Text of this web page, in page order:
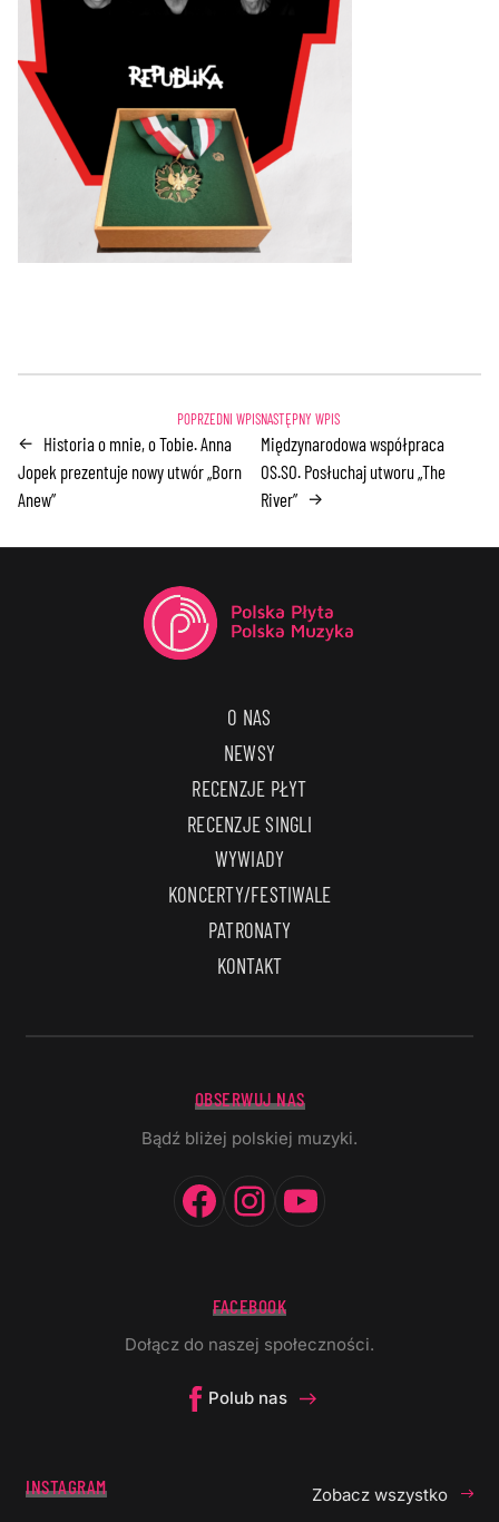
← Historia o mnie, o Tobie. Anna
Jopek prezentuje nowy utwór „Born
Anew”
Międzynarodowa współpraca
OS.SO. Posłuchaj utworu „The
River” →
O NAS
NEWSY
RECENZJE PŁYT
RECENZJE SINGLI
WYWIADY
KONCERTY/FESTIWALE
PATRONATY
KONTAKT
OBSERWUJ NAS
Bądź bliżej polskiej muzyki.
Facebook
Instagram
FACEBOOK
Dołącz do naszej społeczności.
Polub nas
INSTAGRAM Zobacz wszystko